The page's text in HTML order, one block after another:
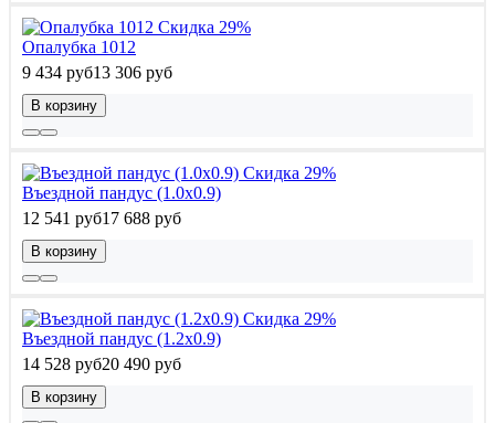
Скидка 29%
Опалубка 1012
9 434 руб13 306 руб
В корзину
Скидка 29%
Въездной пандус (1.0x0.9)
12 541 руб17 688 руб
В корзину
Скидка 29%
Въездной пандус (1.2x0.9)
14 528 руб20 490 руб
В корзину